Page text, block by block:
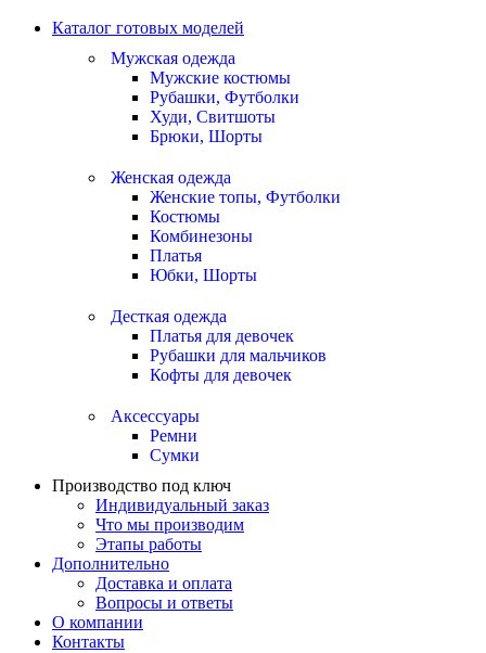
Каталог готовых моделей
Мужская одежда
Мужские костюмы
Рубашки, Футболки
Худи, Свитшоты
Брюки, Шорты
Женская одежда
Женские топы, Футболки
Костюмы
Комбинезоны
Платья
Юбки, Шорты
Десткая одежда
Платья для девочек
Рубашки для мальчиков
Кофты для девочек
Аксессуары
Ремни
Сумки
Производство под ключ
Индивидуальный заказ
Что мы производим
Этапы работы
Дополнительно
Доставка и оплата
Вопросы и ответы
О компании
Контакты